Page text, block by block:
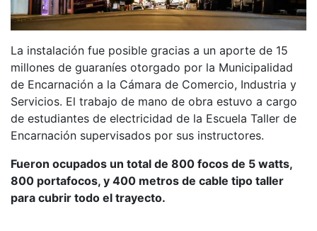
La instalación fue posible gracias a un aporte de 15
millones de guaraníes otorgado por la Municipalidad
de Encarnación a la Cámara de Comercio, Industria y
Servicios. El trabajo de mano de obra estuvo a cargo
de estudiantes de electricidad de la Escuela Taller de
Encarnación supervisados por sus instructores.
Fueron ocupados un total de 800 focos de 5 watts,
800 portafocos, y 400 metros de cable tipo taller
para cubrir todo el trayecto.